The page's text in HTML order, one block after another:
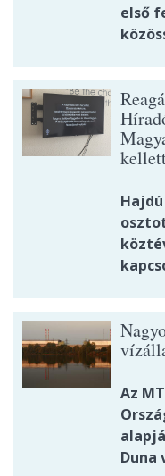
első
Az
Duna